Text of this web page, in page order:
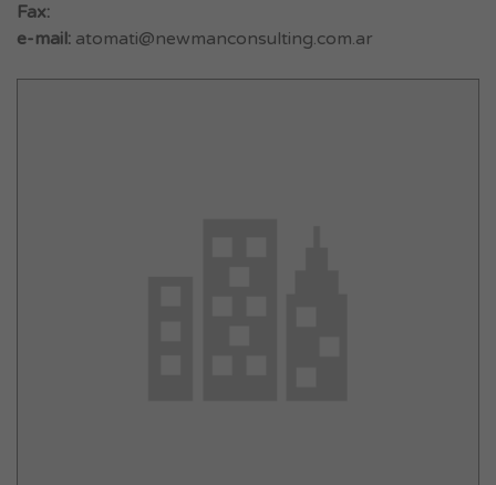
Fax:
e-mail: atomati@newmanconsulting.com.ar